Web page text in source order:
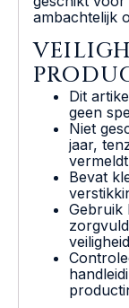
ambachtelijk
Dit
geen
Niet
jaar,
Bevat
Gebruik